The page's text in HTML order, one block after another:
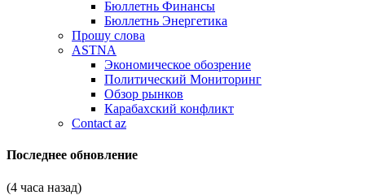
Бюллетнь Финансы
Бюллетнь Энергетика
Прошу слова
ASTNA
Экономическое обозрение
Политический Мониторинг
Обзор рынков
Карабахский конфликт
Contact az
Последнее обновление
(4 часа назад)